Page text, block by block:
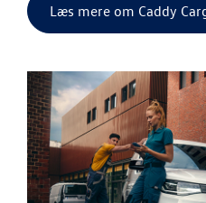
Læs mere om Caddy